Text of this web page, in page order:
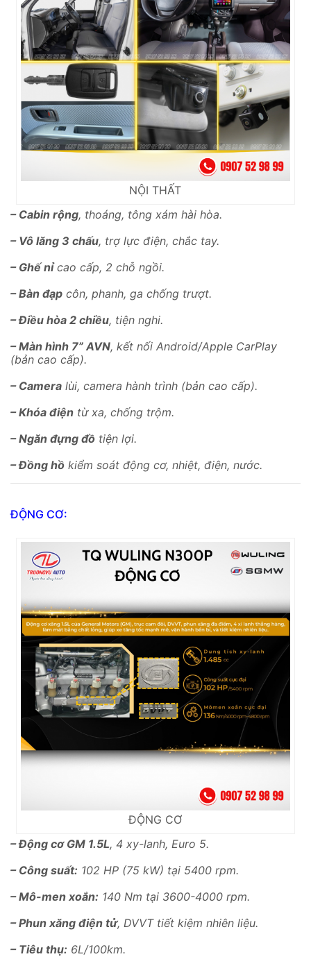
NỘI THẤT
– Cabin rộng, thoáng, tông xám hài hòa.
– Vô lăng 3 chấu, trợ lực điện, chắc tay.
– Ghế nỉcao cấp, 2 chỗ ngồi.
– Bàn đạp côn, phanh, ga chống trượt.
– Điều hòa 2 chiều, tiện nghi.
– Màn hình 7” AVN, kết nối Android/Apple CarPlay
(bản cao cấp).
– Camera lùi, camera hành trình (bản cao cấp).
– Khóa điện từ xa, chống trộm.
– Ngăn đựng đồ tiện lợi.
– Đồng hồ kiểm soát động cơ, nhiệt, điện, nước.
ĐỘNG CƠ:
ĐỘNG CƠ
– Động cơ GM 1.5L, 4 xy-lanh, Euro 5.
– Công suất: 102 HP (75 kW) tại 5400 rpm.
– Mô-men xoắn: 140 Nm tại 3600-4000 rpm.
– Phun xăng điện tử, DVVT tiết kiệm nhiên liệu.
– Tiêu thụ: 6L/100km.